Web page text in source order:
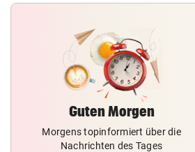
Guten Morgen
Morgens topinformiert über die
Nachrichten des Tages